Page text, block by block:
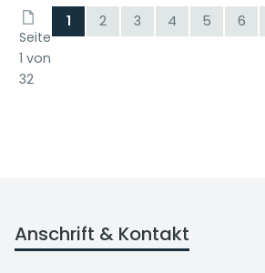
Seite
1 von
32
1 2 3 4 5 6
Anschrift & Kontakt